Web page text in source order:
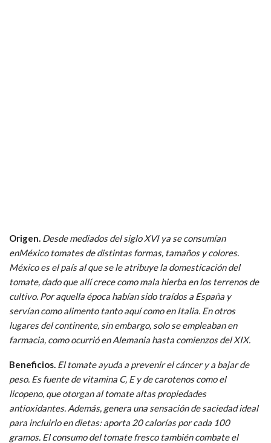
Origen. Desde mediados del siglo XVI ya se consumían
enMéxico tomates de distintas formas, tamaños y colores.
México es el país al que se le atribuye la domesticación del
tomate, dado que allí crece como mala hierba en los terrenos de
cultivo. Por aquella época habían sido traídos a España y
servían como alimento tanto aquí como en Italia. En otros
lugares del continente, sin embargo, solo se empleaban en
farmacia, como ocurrió en Alemania hasta comienzos del XIX.
Beneficios. El tomate ayuda a prevenir el cáncer y a bajar de
peso. Es fuente de vitamina C, E y de carotenos como el
licopeno, que otorgan al tomate altas propiedades
antioxidantes. Además, genera una sensación de saciedad ideal
para incluirlo en dietas: aporta 20 calorías por cada 100
gramos. El consumo del tomate fresco también combate el